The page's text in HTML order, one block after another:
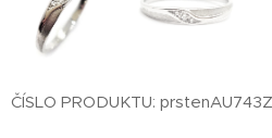
ČÍSLO PRODUKTU: prstenAU743Z